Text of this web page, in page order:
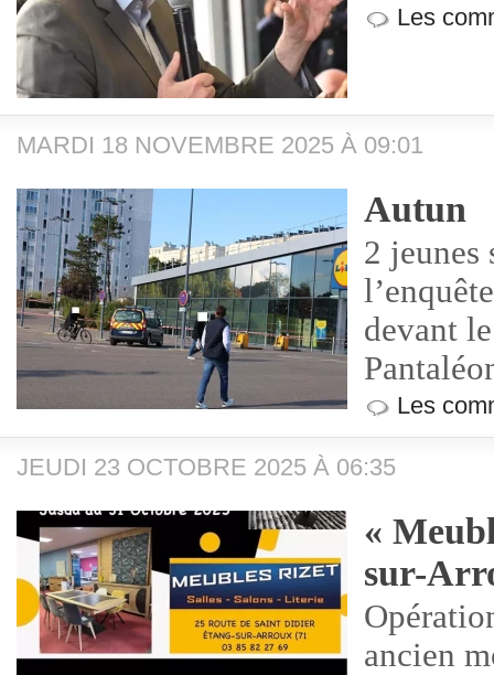
Les
MARDI 18 NOVEMBRE 2025 À 09:01
Autun
2 jeunes
devant
Les
JEUDI 23 OCTOBRE 2025 À 06:35
«
sur-
ancien